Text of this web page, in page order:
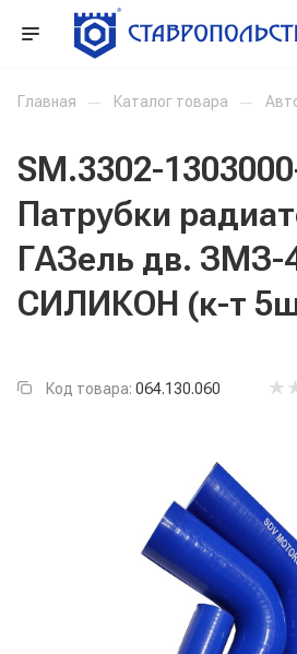
Главная — Каталог товара —
SM.3302-
Патрубки
ГАЗель дв. ЗМЗ-
СИЛИКОН (к-т
Код товара: 064.130.060